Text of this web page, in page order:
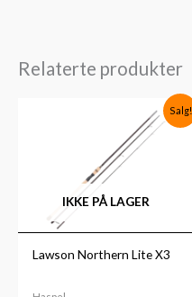
Relaterte produkter
Salg!
IKKE PÅ LAGER
Lawson Northern Lite X3
Nåværende
kr1,499.